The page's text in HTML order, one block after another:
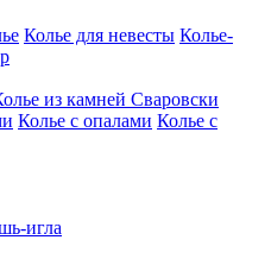
Колье для невесты Колье-
из камней Сваровски
Колье с опалами Колье с
игла